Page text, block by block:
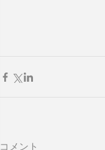
コメント